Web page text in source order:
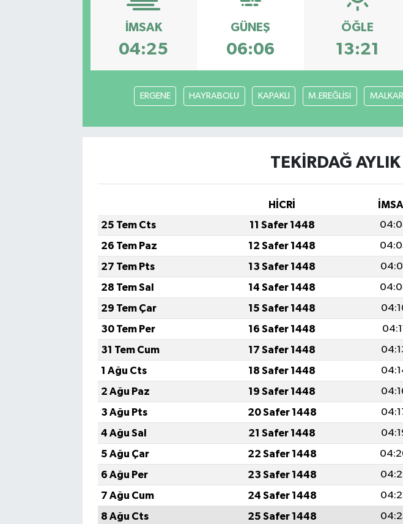
İMSAK
04:25
GÜNEŞ
06:06
ÖĞLE
13:21
ERGENE HAYRABOLU KAPAKLI M.EREĞLİSİ
TEKİRDAĞ
HİCRİ
25 Tem Cts
11 Safer 1448
26 Tem Paz
12 Safer 1448
27 Tem Pts
13 Safer 1448
28 Tem Sal
14 Safer 1448
29 Tem Çar
15 Safer 1448
30 Tem Per
16 Safer 1448
31 Tem Cum
17 Safer 1448
1 Ağu Cts
18 Safer 1448
2 Ağu Paz
19 Safer 1448
3 Ağu Pts
20 Safer 1448
4 Ağu Sal
21 Safer 1448
5 Ağu Çar
22 Safer 1448
6 Ağu Per
23 Safer 1448
7 Ağu Cum
24 Safer 1448
8 Ağu Cts
25 Safer 1448
İLGİNÇ HABERLER